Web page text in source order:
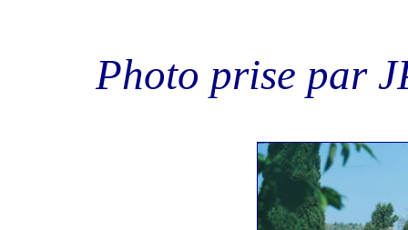
Photo prise par